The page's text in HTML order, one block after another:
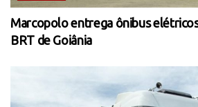
Marcopolo entrega ônibus
BRT de Goiânia